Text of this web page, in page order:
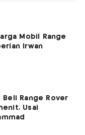
Mobil Range
Irwan
Beli Range Rover
Usai